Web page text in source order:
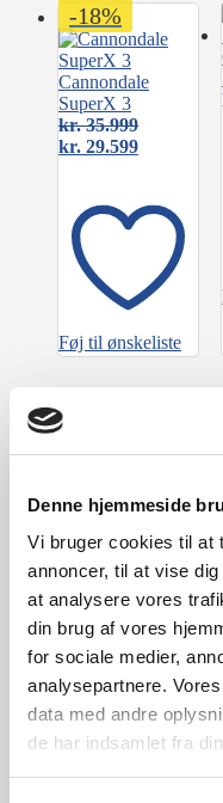
Denne hjemmeside
Vi bruger cookies til at
annoncer, til at vise
at analysere vores
din brug af vores
for sociale medier,
analysepartnere.
data med andre
de har indsamlet fra
-18%
Cannondale
SuperX 3
kr.35.999
Den
var:
kr. 35.999.
kr. 29.599Den
er:
kr. 29.599.
Føj til ønskeliste
Cannondale
2 AXS
kr.33.999
Den
oprindelige
pris
var:
kr. 33.999.
kr.27.199
aktuelle
pris
er:
kr. 27.199.